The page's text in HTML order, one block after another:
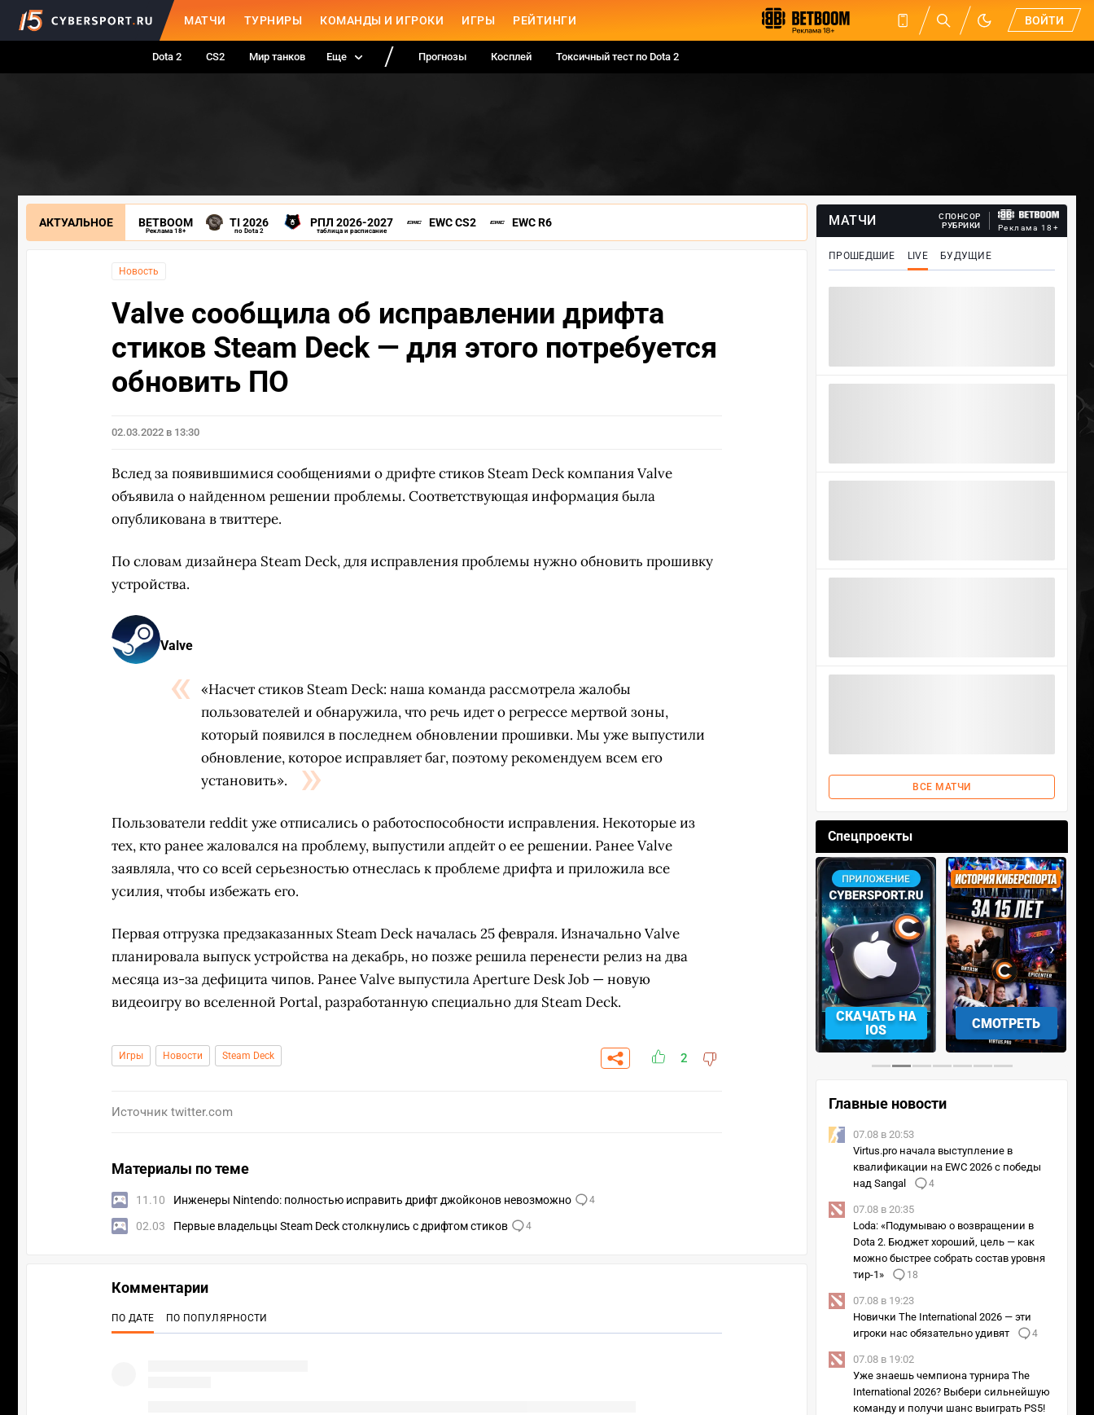
МАТЧИ ТУРНИРЫ КОМАНДЫ И ИГРОКИ ИГРЫ РЕЙТИНГИ ВОЙТИ
Dota 2 CS2 Мир танков Еще Прогнозы Косплей Токсичный тест по Dota 2
АКТУАЛЬНОЕ BETBOOM
Реклама 18+
TI 2026
по Dota 2
РПЛ 2026-2027
таблица и расписание
EWC CS2 EWC R6
Новость
Valve сообщила об исправлении дрифта
стиков Steam Deck — для этого потребуется
обновить ПО
02.03.2022 в 13:30
Вслед за появившимися сообщениями о дрифте стиков Steam Deck компания Valve
объявила о найденном решении проблемы. Соответствующая информация была
опубликована в твиттере.
По словам дизайнера Steam Deck, для исправления проблемы нужно обновить прошивку
устройства.
Valve
«Насчет стиков Steam Deck: наша команда рассмотрела жалобы
пользователей и обнаружила, что речь идет о регрессе мертвой зоны,
который появился в последнем обновлении прошивки. Мы уже выпустили
обновление, которое исправляет баг, поэтому рекомендуем всем его
установить».
Пользователи reddit уже отписались о работоспособности исправления. Некоторые из
тех, кто ранее жаловался на проблему, выпустили апдейт о ее решении. Ранее Valve
заявляла, что со всей серьезностью отнеслась к проблеме дрифта и приложила все
усилия, чтобы избежать его.
Первая отгрузка предзаказанных Steam Deck началась 25 февраля. Изначально Valve
планировала выпуск устройства на декабрь, но позже решила перенести релиз на два
месяца из-за дефицита чипов. Ранее Valve выпустила Aperture Desk Job — новую
видеоигру во вселенной Portal, разработанную специально для Steam Deck.
Игры Новости Steam Deck 2
Источник twitter.com
Материалы по теме
11.10 Инженеры Nintendo: полностью исправить дрифт джойконов невозможно 4
02.03 Первые владельцы Steam Deck столкнулись с дрифтом стиков 4
МАТЧИ
СПОНСОР
РУБРИКИ
Реклама 18+
ПРОШЕДШИЕ LIVE БУДУЩИЕ
ВСЕ МАТЧИ
Спецпроекты
СМОТРЕТЬ УЧАСТВОВАТЬ
‹ ›
Главные новости
07.08 в 20:53
Virtus.pro начала выступление в
квалификации на EWC 2026 с победы
над Sangal
4
07.08 в 20:35
Loda: «Подумываю о возвращении в
Dota 2. Бюджет хороший, цель — как
можно быстрее собрать состав уровня
тир-1»
18
07.08 в 19:23
Новички The International 2026 — эти
игроки нас обязательно удивят
4
07.08 в 19:02
Уже знаешь чемпиона турнира The
International 2026? Выбери сильнейшую
команду и получи шанс выиграть PS5!
Комментарии
ПО ДАТЕ ПО ПОПУЛЯРНОСТИ